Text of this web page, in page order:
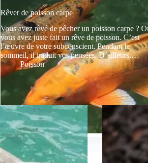
Rêver de poisson carpe
Vous avez rêvé de pêcher un poisson carpe ?
vous avez juste fait un rêve de poisson. C’est
l’œuvre de votre subconscient. Pendant le
sommeil, il traduit vos pensées. D’ailleurs,…
Poisson